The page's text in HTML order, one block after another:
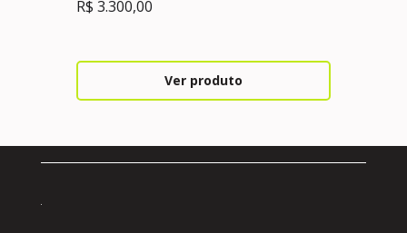
R$ 3.300,00
Ver produto